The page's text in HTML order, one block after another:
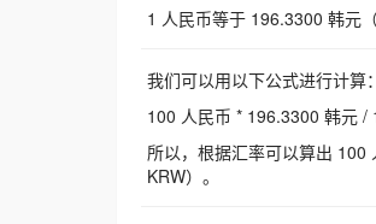
1 人民币等于 196.3300 韩元
我们可以用以下公式进行计算：
100 人民币 * 196.3300 韩元 /
所以，根据汇率可以算出
KRW）。